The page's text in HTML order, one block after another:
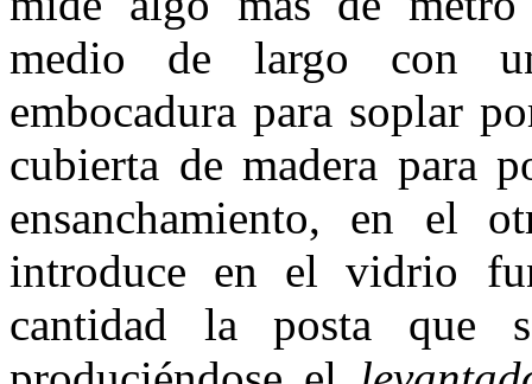
medio de largo con
embocadura para soplar
cubierta de madera para
ensanchamiento, en el
introduce en el vidrio
cantidad la posta que